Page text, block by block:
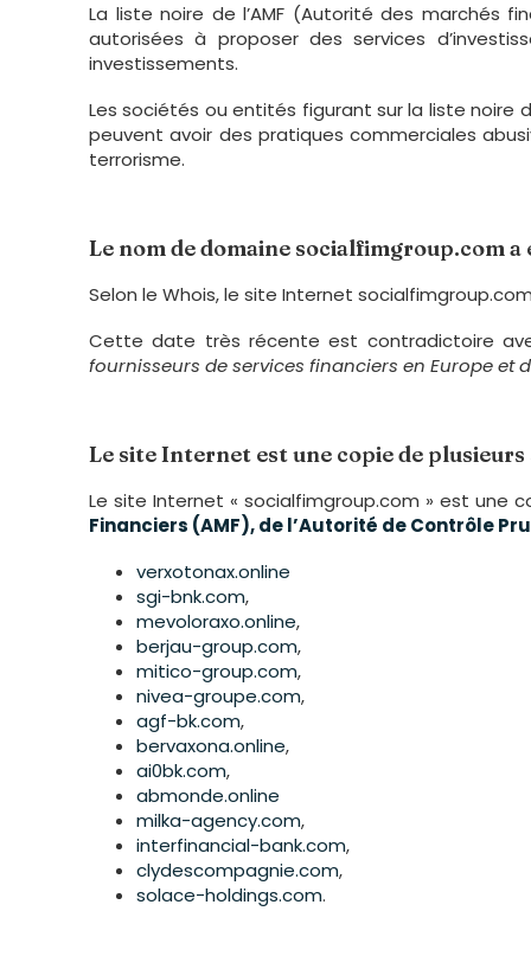
La liste noire de l’AMF (Autorité des marchés
autorisées à proposer des services
investissements.
Les sociétés ou entités figurant sur la liste noire
peuvent avoir des pratiques commerciales
terrorisme.
Le nom de domaine socialfimgroup.com
Selon le Whois, le site Internet
Cette date très récente est contradictoire
fournisseurs de services financiers en Europe et
Le site Internet est une copie de
Le site Internet « socialfimgroup.com » est
Financiers (AMF), de l’Autorité de Contrôle
verxotonax.online
sgi-bnk.com,
mevoloraxo.online,
berjau-group.com,
mitico-group.com,
nivea-groupe.com,
agf-bk.com,
bervaxona.online,
ai0bk.com,
abmonde.online
milka-agency.com,
interfinancial-bank.com,
clydescompagnie.com,
solace-holdings.com.